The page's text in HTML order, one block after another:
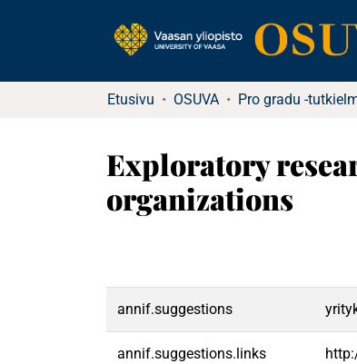
Etusivu OSUVA
Exploratory
organizations
annif.suggestions
annif.suggestions.links